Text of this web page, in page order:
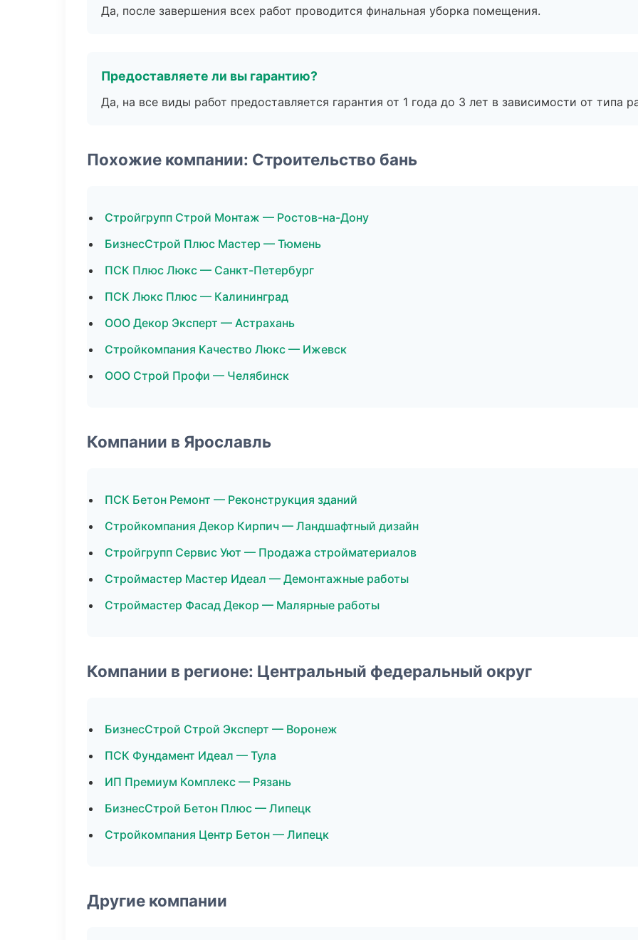
Да, после завершения всех работ проводится финальная уборка помещения.
Предоставляете ли вы гарантию?
Да, на все виды работ предоставляется гарантия от 1 года до 3 лет в зависимости от типа
Похожие компании: Строительство бань
Стройгрупп Строй Монтаж — Ростов-на-Дону
БизнесСтрой Плюс Мастер — Тюмень
ПСК Плюс Люкс — Санкт-Петербург
ПСК Люкс Плюс — Калининград
ООО Декор Эксперт — Астрахань
Стройкомпания Качество Люкс — Ижевск
ООО Строй Профи — Челябинск
Компании в Ярославль
ПСК Бетон Ремонт — Реконструкция зданий
Стройкомпания Декор Кирпич — Ландшафтный дизайн
Стройгрупп Сервис Уют — Продажа стройматериалов
Строймастер Мастер Идеал — Демонтажные работы
Строймастер Фасад Декор — Малярные работы
Компании в регионе: Центральный федеральный округ
БизнесСтрой Строй Эксперт — Воронеж
ПСК Фундамент Идеал — Тула
ИП Премиум Комплекс — Рязань
БизнесСтрой Бетон Плюс — Липецк
Стройкомпания Центр Бетон — Липецк
Другие компании